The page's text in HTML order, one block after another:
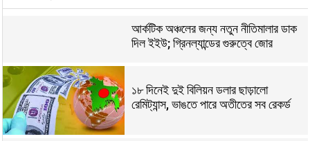
আর্কটিক অঞ্চলের জন্য নতুন নীতিমালার ডাক
দিল ইইউ; গ্রিনল্যান্ডের গুরুত্বে জোর
১৮ দিনেই দুই বিলিয়ন ডলার ছাড়ালো
রেমিট্যান্স, ভাঙতে পারে অতীতের সব রেকর্ড